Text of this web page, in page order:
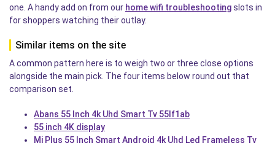
one. A handy add on from our home wifi troubleshootingslots in
for shoppers watching their outlay.
Similar items on the site
A common pattern here is to weigh two or three close options
alongside the main pick. The four items below round out that
comparison set.
Abans 55 Inch 4k Uhd Smart Tv 55lf1ab
55 inch 4K display
Mi Plus 55 Inch Smart Android 4k Uhd Led Frameless Tv